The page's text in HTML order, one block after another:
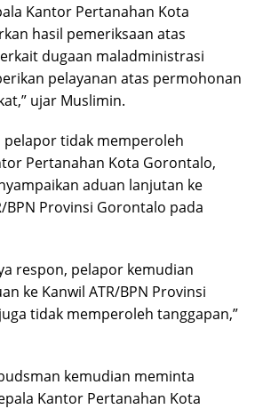
Kantor Pertanahan Kota
hasil pemeriksaan atas
dugaan maladministrasi
pelayanan atas permohonan
ujar Muslimin.
pelapor tidak memperoleh
Pertanahan Kota Gorontalo,
aduan lanjutan ke
BPN Provinsi Gorontalo pada
respon, pelapor kemudian
ke Kanwil ATR/BPN Provinsi
tidak memperoleh tanggapan,”
kemudian meminta
Kantor Pertanahan Kota